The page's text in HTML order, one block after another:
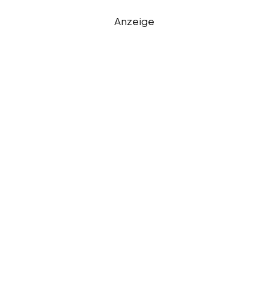
Anzeige